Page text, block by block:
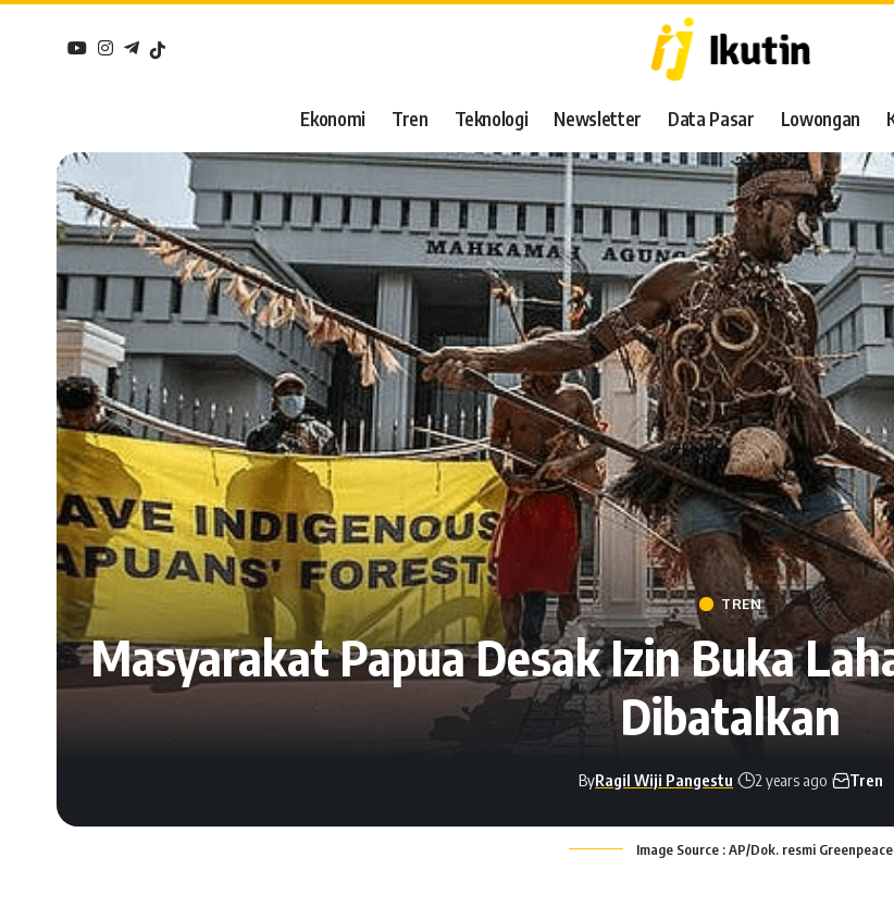
Ekonomi Tren Teknologi Newsletter Data Pasar Lowongan
TREN
Masyarakat Papua Desak Izin Buka
Dibatalkan
ByRagil Wiji Pangestu 2 years ago Tren
Image Source : AP/Dok. resmi Greenpeace